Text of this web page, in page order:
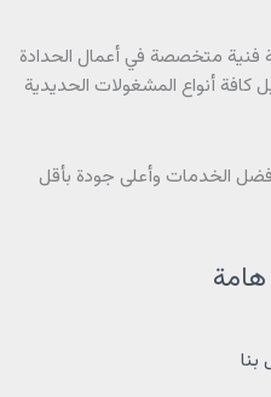
فنية متخصصة في أعمال الحدادة
أنواع المشغولات الحديدية
الخدمات وأعلى جودة بأقل
هامة
بنا